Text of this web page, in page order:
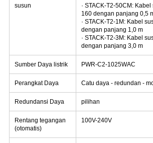
susun
· STACK-T2-50CM:
160 dengan panjang 0,5
· STACK-T2-1M: Kabel
dengan panjang 1,0 m
· STACK-T2-3M: Kabel
dengan panjang 3,0 m
Sumber Daya listrik PWR-C2-1025WAC
Perangkat Daya Catu daya - redundan -
Redundansi Daya pilihan
Rentang tegangan
(otomatis)
100V-240V